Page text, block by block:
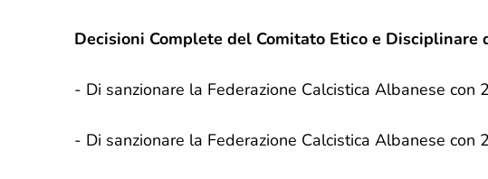
Decisioni Complete del Comitato Etico e Disciplinare
- Di sanzionare la Federazione Calcistica Albanese
- Di sanzionare la Federazione Calcistica Albanese